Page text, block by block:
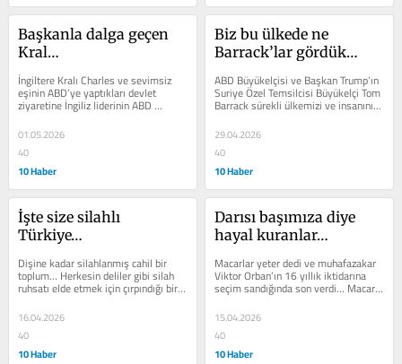
Başkanla dalga geçen
Kral…
İngiltere Kralı Charles ve sevimsiz
eşinin ABD’ye yaptıkları devlet
ziyaretine İngiliz liderinin ABD
Başkanı Donald Trump’la açıkça
ama...
01.05.2026
40
10 Haber
Biz bu ülkede ne
Barrack’lar gördük…
ABD Büyükelçisi ve Başkan Trump’ın
Suriye Özel Temsilcisi Büyükelçi Tom
Barrack sürekli ülkemizi ve insanını
29.04.2026
40
10 Haber
İşte size silahlı
Türkiye…
Dişine kadar silahlanmış cahil bir
toplum… Herkesin deliler gibi silah
ruhsatı elde etmek için çırpındığı bir
güruh. Laçka bir okul...
16.04.2026
40
10 Haber
Darısı başımıza diye
hayal kuranlar…
Macarlar yeter dedi ve muhafazakar
Viktor Orban’ın 16 yıllık iktidarına
seçim sandığında son verdi… Macar
halkı Orban’ın tutucu...
15.04.2026
40
10 Haber